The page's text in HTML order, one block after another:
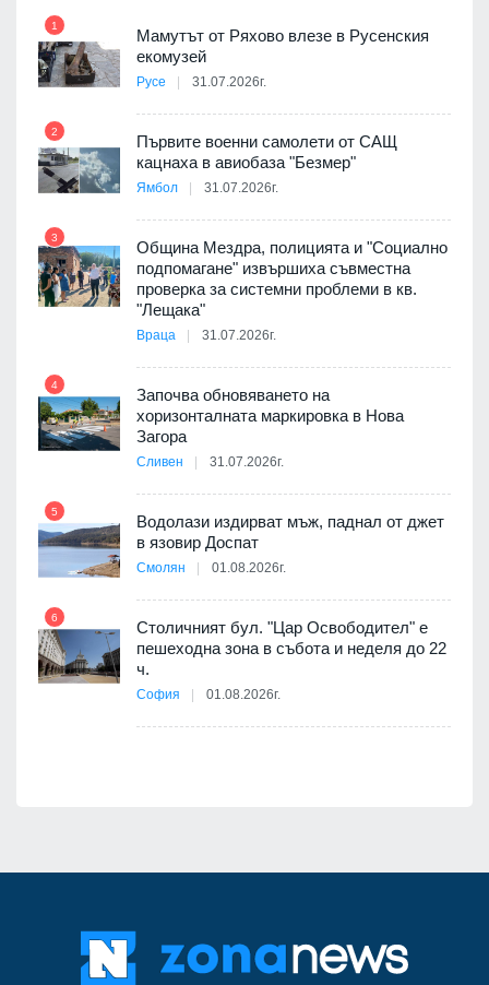
1
Мамутът от Ряхово влезе в Русенския
екомузей
Русе 31.07.2026г.
2
Първите военни самолети от САЩ
кацнаха в авиобаза "Безмер"
Ямбол 31.07.2026г.
3
Община Мездра, полицията и "Социално
подпомагане" извършиха съвместна
проверка за системни проблеми в кв.
"Лещака"
Враца 31.07.2026г.
4
Започва обновяването на
хоризонталната маркировка в Нова
Загора
Сливен 31.07.2026г.
5
Водолази издирват мъж, паднал от джет
в язовир Доспат
Смолян 01.08.2026г.
6
Столичният бул. "Цар Освободител" е
пешеходна зона в събота и неделя до 22
ч.
София 01.08.2026г.